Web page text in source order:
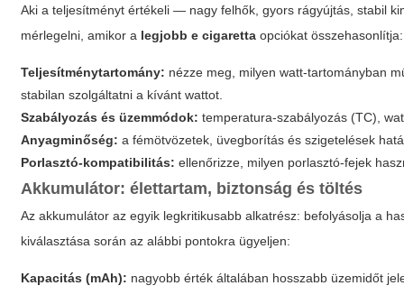
Aki a teljesítményt értékeli — nagy felhők, gyors rágyújtás, stabil
mérlegelni, amikor a legjobb e cigaretta opciókat összehasonlítja:
Teljesítménytartomány: nézze meg, milyen watt-tartományban
stabilan szolgáltatni a kívánt wattot.
Szabályozás és üzemmódok: temperatura-szabályozás (TC),
Anyagminőség: a fémötvözetek, üvegborítás és szigetelések
Porlasztó-kompatibilitás: ellenőrizze, milyen porlasztó-fejek
Akkumulátor: élettartam, biztonság és töltés
Az akkumulátor az egyik legkritikusabb alkatrész: befolyásolja a
kiválasztása során az alábbi pontokra ügyeljen:
Kapacitás (mAh): nagyobb érték általában hosszabb üzemidőt